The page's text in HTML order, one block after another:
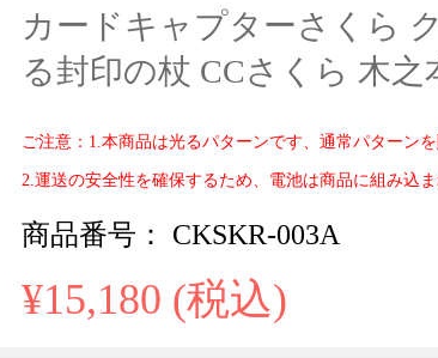
カードキャプターさくら
る封印の杖 CCさくら 木
ご注意：1.本商品は光るパターンです、通常パターン
2.運送の安全性を確保するため、電池は商品に組み込
商品番号： CKSKR-003A
¥15,180 (税込)